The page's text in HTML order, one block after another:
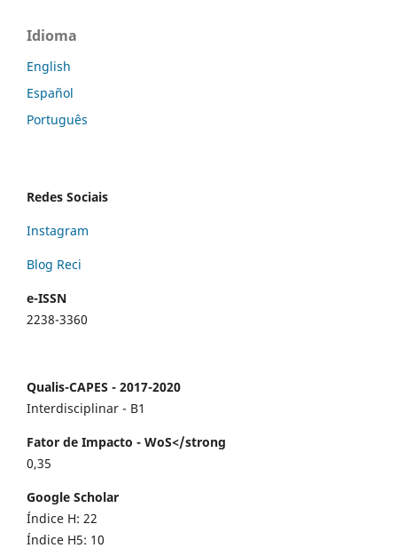
Idioma
English
Español
Português
Redes Sociais
Instagram
Blog Reci
e-ISSN
2238-3360
Qualis-CAPES - 2017-2020
Interdisciplinar - B1
Fator de Impacto - WoS</strong
0,35
Google Scholar
Índice H: 22
Índice H5: 10